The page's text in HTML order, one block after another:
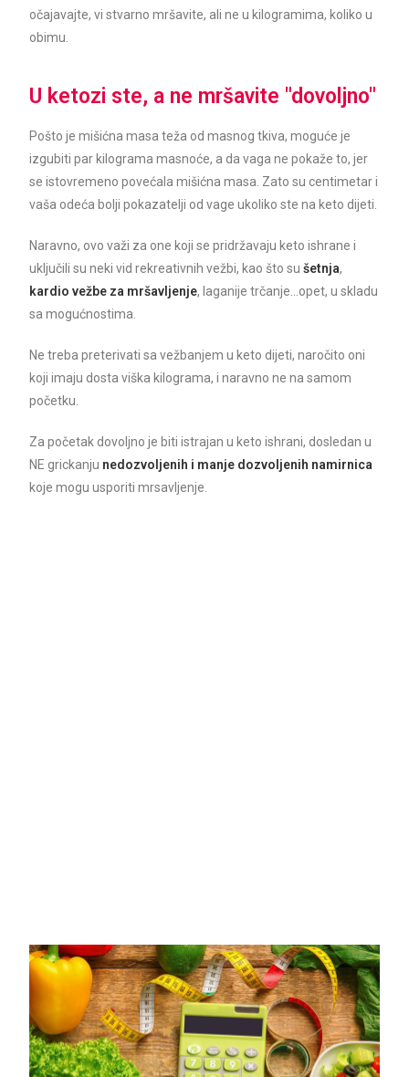
očajavajte, vi stvarno mršavite, ali ne u kilogramima, koliko u
obimu.
U ketozi ste, a ne mršavite "dovoljno"
Pošto je mišićna masa teža od masnog tkiva, moguće je
izgubiti par kilograma masnoće, a da vaga ne pokaže to, jer
se istovremeno povećala mišićna masa. Zato su centimetar i
vaša odeća bolji pokazatelji od vage ukoliko ste na keto dijeti.
Naravno, ovo važi za one koji se pridržavaju keto ishrane i
uključili su neki vid rekreativnih vežbi, kao što sušetnja,
kardio vežbe za mršavljenje, laganije trčanje…opet, u skladu
sa mogućnostima.
Ne treba preterivati sa vežbanjem u keto dijeti, naročito oni
koji imaju dosta viška kilograma, i naravno ne na samom
početku.
Za početak dovoljno je biti istrajan u keto ishrani, dosledan u
NE grickanju nedozvoljenih i manje dozvoljenih namirnica
koje mogu usporiti mrsavljenje.